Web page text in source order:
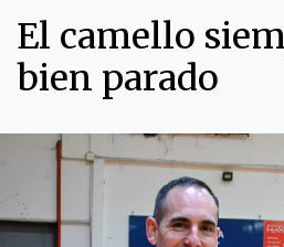
El camello
bien parado